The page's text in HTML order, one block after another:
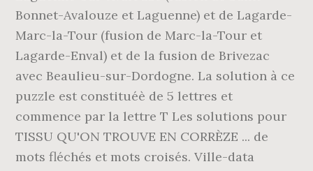
Bonnet-Avalouze et Laguenne) et de Lagarde-
Marc-la-Tour (fusion de Marc-la-Tour et
Lagarde-Enval) et de la fusion de Brivezac
avec Beaulieu-sur-Dordogne. La solution à ce
puzzle est constituéè de 5 lettres et
commence par la lettre T Les solutions pour
TISSU QU'ON TROUVE EN CORRÈZE ... de
mots fléchés et mots croisés. Ville-data